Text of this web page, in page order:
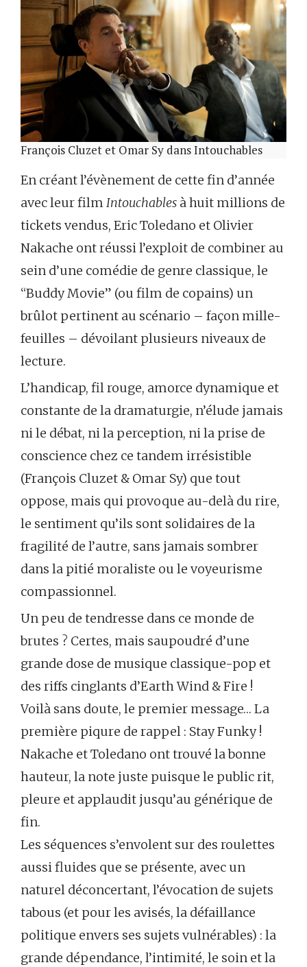
François Cluzet et Omar Sy dans Intouchables
En créant l’évènement de cette fin d’année
avec leur film Intouchables à huit millions de
tickets vendus, Eric Toledano et Olivier
Nakache ont réussi l’exploit de combiner au
sein d’une comédie de genre classique, le
“Buddy Movie” (ou film de copains) un
brûlot pertinent au scénario – façon mille-
feuilles – dévoilant plusieurs niveaux de
lecture.
L’handicap, fil rouge, amorce dynamique et
constante de la dramaturgie, n’élude jamais
ni le débat, ni la perception, ni la prise de
conscience chez ce tandem irrésistible
(François Cluzet & Omar Sy) que tout
oppose, mais qui provoque au-delà du rire,
le sentiment qu’ils sont solidaires de la
fragilité de l’autre, sans jamais sombrer
dans la pitié moraliste ou le voyeurisme
compassionnel.
Un peu de tendresse dans ce monde de
brutes ? Certes, mais saupoudré d’une
grande dose de musique classique-pop et
des riffs cinglants d’Earth Wind & Fire !
Voilà sans doute, le premier message… La
première piqure de rappel : Stay Funky !
Nakache et Toledano ont trouvé la bonne
hauteur, la note juste puisque le public rit,
pleure et applaudit jusqu’au générique de
fin.
Les séquences s’envolent sur des roulettes
aussi fluides que se présente, avec un
naturel déconcertant, l’évocation de sujets
tabous (et pour les avisés, la défaillance
politique envers ses sujets vulnérables) : la
grande dépendance, l’intimité, le soin et la